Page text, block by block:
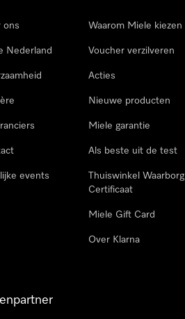
ons
Nederland
events
Waarom Miele kiezen
Voucher verzilveren
Acties
Nieuwe producten
Miele garantie
Als beste uit de test
Thuiswinkel Waarborg
Certificaat
Miele Gift Card
Over Klarna